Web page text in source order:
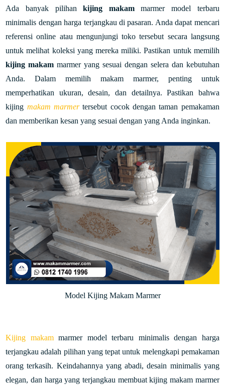
Ada banyak pilihankijing makammarmer model terbaru
minimalis dengan harga terjangkau di pasaran. Anda dapat mencari
referensi online atau mengunjungi toko tersebut secara langsung
untuk melihat koleksi yang mereka miliki. Pastikan untuk memilih
kijing makam marmer yang sesuai dengan selera dan kebutuhan
Anda. Dalam memilih makam marmer, penting untuk
memperhatikan ukuran, desain, dan detailnya. Pastikan bahwa
kijing makam marmertersebut cocok dengan taman pemakaman
dan memberikan kesan yang sesuai dengan yang Anda inginkan.
Model Kijing Makam Marmer
Kijing makammarmer model terbaru minimalis dengan harga
terjangkau adalah pilihan yang tepat untuk melengkapi pemakaman
orang terkasih. Keindahannya yang abadi, desain minimalis yang
elegan, dan harga yang terjangkau membuat kijing makam marmer